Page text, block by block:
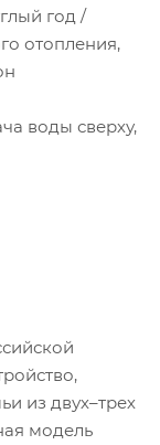
год /
отопления,
воды сверху,
из двух–трех
модель